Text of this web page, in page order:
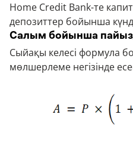
Home Credit Bank-те
депозиттер бойынша
Салым бойынша
Сыйақы келесі формула
мөлшерлеме негізінде